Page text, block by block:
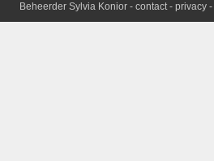
Beheerder Sylvia Konior - contact- privacy -